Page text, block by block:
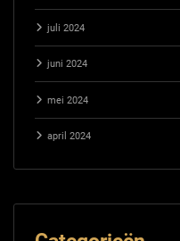
juli 2024
juni 2024
mei 2024
april 2024